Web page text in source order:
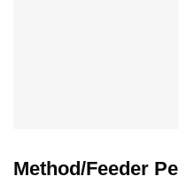
Method/Feeder